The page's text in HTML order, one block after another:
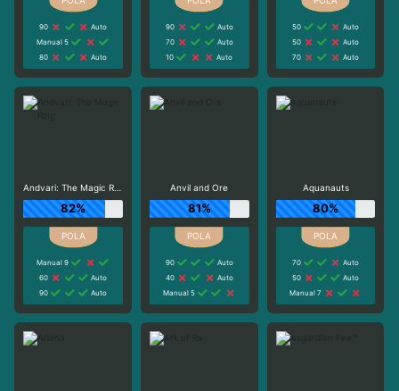
90
Auto
Manual 5
80
Auto
90
Auto
70
Auto
10
Auto
50
Auto
50
Auto
70
Auto
Andvari: The Magic Ring
82%
Manual 9
60
Auto
90
Auto
Anvil and Ore
81%
90
Auto
40
Auto
Manual 5
Aquanauts
80%
70
Auto
50
Auto
Manual 7